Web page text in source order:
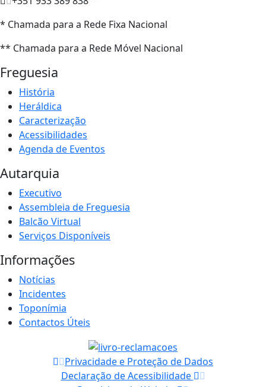
* Chamada para a Rede Fixa Nacional
** Chamada para a Rede Móvel Nacional
Freguesia
História
Heráldica
Caracterização
Acessibilidades
Agenda de Eventos
Autarquia
Executivo
Assembleia de Freguesia
Balcão Virtual
Serviços Disponíveis
Informações
Notícias
Incidentes
Toponímia
Contactos Úteis
Privacidade e Proteção de Dados
Declaração de Acessibilidade